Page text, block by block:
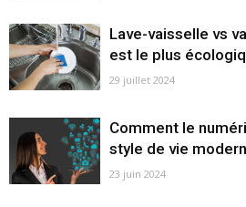
Lave-vaisselle vs
est le plus
29 juillet 2024
Comment le
style de vie
23 juin 2024